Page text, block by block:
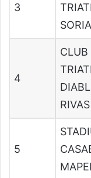
3
4
CLUB
RIVAS
5
MAPEI